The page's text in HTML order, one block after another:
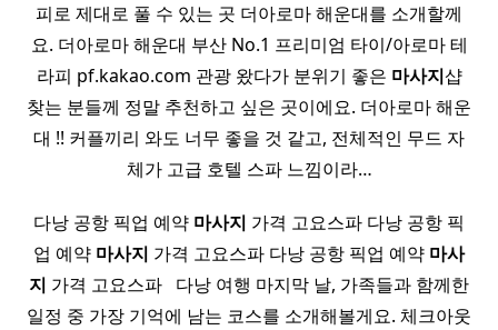
피로 제대로 풀 수 있는 곳 더아로마 해운대를 소개할께
요. 더아로마 해운대 부산 No.1 프리미엄 타이/아로마 테
라피 pf.kakao.com 관광 왔다가 분위기 좋은 마사지샵
찾는 분들께 정말 추천하고 싶은 곳이에요. 더아로마 해운
대 !! 커플끼리 와도 너무 좋을 것 같고, 전체적인 무드 자
체가 고급 호텔 스파 느낌이라…
다낭 공항 픽업 예약 마사지 가격 고요스파 다낭 공항 픽
업 예약 마사지 가격 고요스파 다낭 공항 픽업 예약 마사
지 가격 고요스파 ​ ​ 다낭 여행 마지막 날, 가족들과 함께한
일정 중 가장 기억에 남는 코스를 소개해볼게요. 체크아웃